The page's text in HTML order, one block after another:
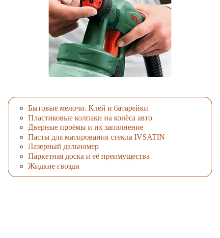
Бытовые мелочи. Клей и батарейки
Пластиковые колпаки на колёса авто
Дверные проёмы и их заполнение
Пасты для матирования стекла IVSATIN
Лазерный дальномер
Паркетная доска и её преимущества
Жидкие гвозди